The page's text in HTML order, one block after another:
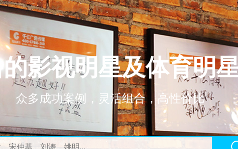
影视明星及体育明
众多成功案例，灵活组合，高性价比